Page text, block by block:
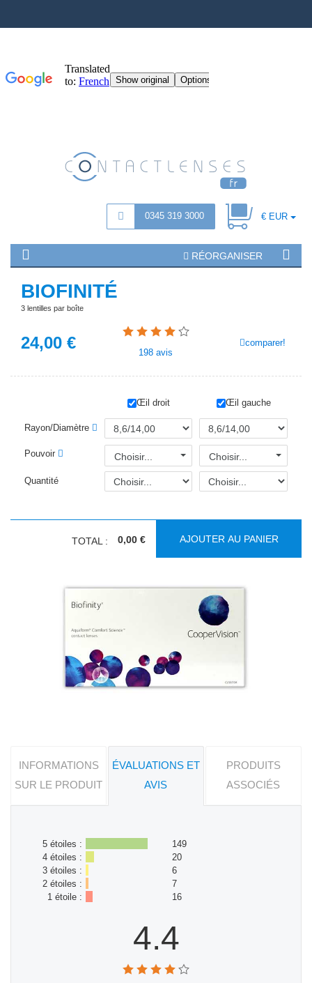
0345 319 3000 € EUR
RÉORGANISER
BIOFINITÉ
3 lentilles par boîte
24,00 €
198 avis
comparer!
Œil droit Œil gauche
Rayon/Diamètre
Pouvoir Choisir... Choisir...
Quantité
TOTAL : 0,00 € AJOUTER AU PANIER
INFORMATIONS
SUR LE PRODUIT
ÉVALUATIONS ET
AVIS
PRODUITS
ASSOCIÉS
5 étoiles :
149
4 étoiles :
20
3 étoiles :
6
2 étoiles :
7
1 étoile :
16
4.4